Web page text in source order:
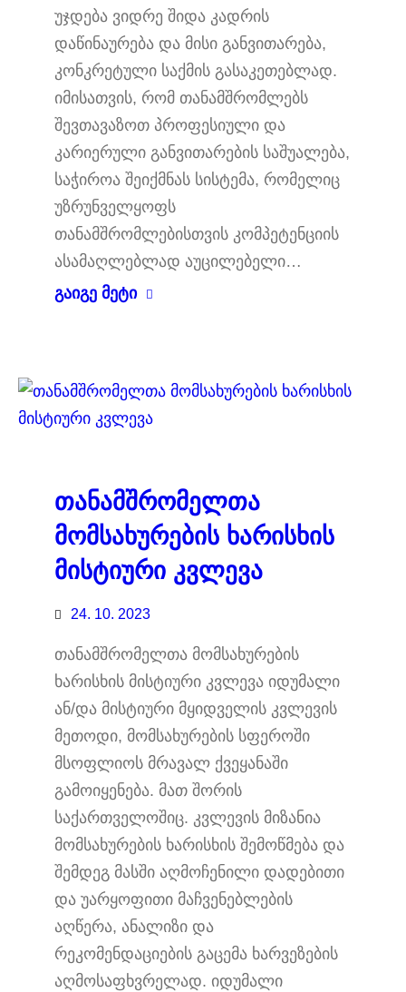
უჯდება ვიდრე შიდა კადრის
დაწინაურება და მისი განვითარება,
კონკრეტული საქმის გასაკეთებლად.
იმისათვის, რომ თანამშრომლებს
შევთავაზოთ პროფესიული და
კარიერული განვითარების საშუალება,
საჭიროა შეიქმნას სისტემა, რომელიც
უზრუნველყოფს
თანამშრომლებისთვის კომპეტენციის
ასამაღლებლად აუცილებელი…
გაიგე მეტი
თანამშრომელთა
მომსახურების ხარისხის
მისტიური კვლევა
24. 10. 2023
თანამშრომელთა მომსახურების
ხარისხის მისტიური კვლევა იდუმალი
ან/და მისტიური მყიდველის კვლევის
მეთოდი, მომსახურების სფეროში
მსოფლიოს მრავალ ქვეყანაში
გამოიყენება. მათ შორის
საქართველოშიც. კვლევის მიზანია
მომსახურების ხარისხის შემოწმება და
შემდეგ მასში აღმოჩენილი დადებითი
და უარყოფითი მაჩვენებლების
აღწერა, ანალიზი და
რეკომენდაციების გაცემა ხარვეზების
აღმოსაფხვრელად. იდუმალი